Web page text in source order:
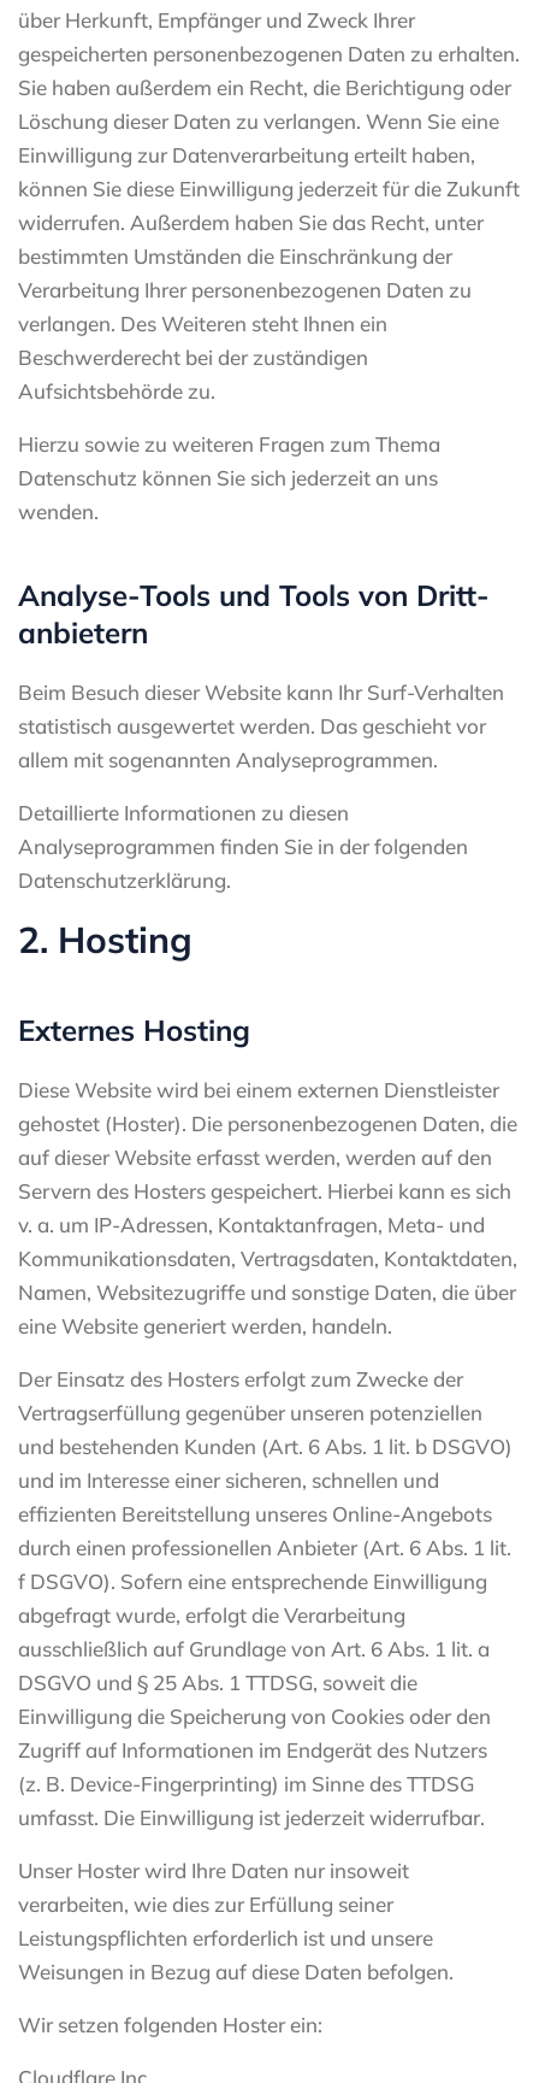
über Herkunft, Empfänger und Zweck Ihrer
gespeicherten personenbezogenen Daten zu erhalten.
Sie haben außerdem ein Recht, die Berichtigung oder
Löschung dieser Daten zu verlangen. Wenn Sie eine
Einwilligung zur Datenverarbeitung erteilt haben,
können Sie diese Einwilligung jederzeit für die Zukunft
widerrufen. Außerdem haben Sie das Recht, unter
bestimmten Umständen die Einschränkung der
Verarbeitung Ihrer personenbezogenen Daten zu
verlangen. Des Weiteren steht Ihnen ein
Beschwerderecht bei der zuständigen
Aufsichtsbehörde zu.
Hierzu sowie zu weiteren Fragen zum Thema
Datenschutz können Sie sich jederzeit an uns
wenden.
Analyse-Tools und Tools von Dritt­
anbietern
Beim Besuch dieser Website kann Ihr Surf-Verhalten
statistisch ausgewertet werden. Das geschieht vor
allem mit sogenannten Analyseprogrammen.
Detaillierte Informationen zu diesen
Analyseprogrammen finden Sie in der folgenden
Datenschutzerklärung.
2. Hosting
Externes Hosting
Diese Website wird bei einem externen Dienstleister
gehostet (Hoster). Die personenbezogenen Daten, die
auf dieser Website erfasst werden, werden auf den
Servern des Hosters gespeichert. Hierbei kann es sich
v. a. um IP-Adressen, Kontaktanfragen, Meta- und
Kommunikationsdaten, Vertragsdaten, Kontaktdaten,
Namen, Websitezugriffe und sonstige Daten, die über
eine Website generiert werden, handeln.
Der Einsatz des Hosters erfolgt zum Zwecke der
Vertragserfüllung gegenüber unseren potenziellen
und bestehenden Kunden (Art. 6 Abs. 1 lit. b DSGVO)
und im Interesse einer sicheren, schnellen und
effizienten Bereitstellung unseres Online-Angebots
durch einen professionellen Anbieter (Art. 6 Abs. 1 lit.
f DSGVO). Sofern eine entsprechende Einwilligung
abgefragt wurde, erfolgt die Verarbeitung
ausschließlich auf Grundlage von Art. 6 Abs. 1 lit. a
DSGVO und § 25 Abs. 1 TTDSG, soweit die
Einwilligung die Speicherung von Cookies oder den
Zugriff auf Informationen im Endgerät des Nutzers
(z. B. Device-Fingerprinting) im Sinne des TTDSG
umfasst. Die Einwilligung ist jederzeit widerrufbar.
Unser Hoster wird Ihre Daten nur insoweit
verarbeiten, wie dies zur Erfüllung seiner
Leistungspflichten erforderlich ist und unsere
Weisungen in Bezug auf diese Daten befolgen.
Wir setzen folgenden Hoster ein:
Cloudflare Inc.